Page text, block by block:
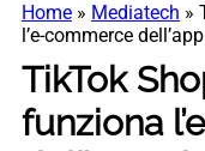
Home » Mediatech »
l’e-commerce
TikTok
funziona